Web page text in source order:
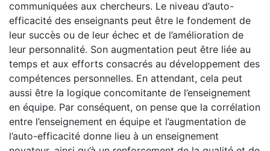
communiquées aux chercheurs. Le niveau d’auto-
efficacité des enseignants peut être le fondement de
leur succès ou de leur échec et de l’amélioration de
leur personnalité. Son augmentation peut être liée au
temps et aux efforts consacrés au développement des
compétences personnelles. En attendant, cela peut
aussi être la logique concomitante de l’enseignement
en équipe. Par conséquent, on pense que la corrélation
entre l’enseignement en équipe et l’augmentation de
l’auto-efficacité donne lieu à un enseignement